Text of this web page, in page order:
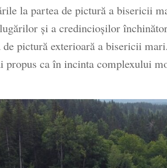
la partea de pictură a bisericii
și a credincioșilor
de pictură exterioară a bisericii
propus ca în incinta complexului